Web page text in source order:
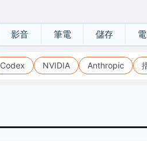
影音 筆電 儲存
Codex NVIDIA Anthropic